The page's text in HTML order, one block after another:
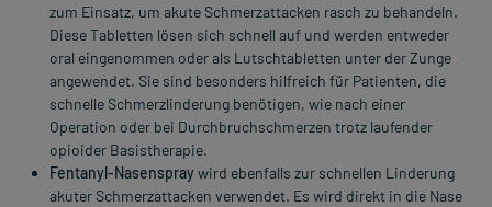
zum Einsatz, um akute Schmerzattacken rasch zu behandeln.
Diese Tabletten lösen sich schnell auf und werden entweder
oral eingenommen oder als Lutschtabletten unter der Zunge
angewendet. Sie sind besonders hilfreich für Patienten, die
schnelle Schmerzlinderung benötigen, wie nach einer
Operation oder bei Durchbruchschmerzen trotz laufender
opioider Basistherapie.
Fentanyl-Nasenspraywird ebenfalls zur schnellen Linderung
akuter Schmerzattacken verwendet. Es wird direkt in die Nase